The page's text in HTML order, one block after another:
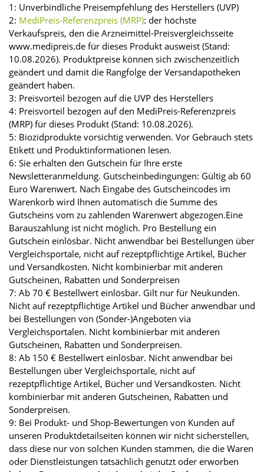
1: Unverbindliche Preisempfehlung des Herstellers (UVP)
2: MediPreis-Referenzpreis (MRP): der höchste
Verkaufspreis, den die Arzneimittel-Preisvergleichsseite
www.medipreis.de für dieses Produkt ausweist (Stand:
10.08.2026). Produktpreise können sich zwischenzeitlich
geändert und damit die Rangfolge der Versandapotheken
geändert haben.
3: Preisvorteil bezogen auf die UVP des Herstellers
4: Preisvorteil bezogen auf den MediPreis-Referenzpreis
(MRP) für dieses Produkt (Stand: 10.08.2026).
5: Biozidprodukte vorsichtig verwenden. Vor Gebrauch stets
Etikett und Produktinformationen lesen.
6: Sie erhalten den Gutschein für Ihre erste
Newsletteranmeldung. Gutscheinbedingungen: Gültig ab 60
Euro Warenwert. Nach Eingabe des Gutscheincodes im
Warenkorb wird Ihnen automatisch die Summe des
Gutscheins vom zu zahlenden Warenwert abgezogen.Eine
Barauszahlung ist nicht möglich. Pro Bestellung ein
Gutschein einlösbar. Nicht anwendbar bei Bestellungen über
Vergleichsportale, nicht auf rezeptpflichtige Artikel, Bücher
und Versandkosten. Nicht kombinierbar mit anderen
Gutscheinen, Rabatten und Sonderpreisen
7: Ab 70 € Bestellwert einlösbar. Gilt nur für Neukunden.
Nicht auf rezeptpflichtige Artikel und Bücher anwendbar und
bei Bestellungen von (Sonder-)Angeboten via
Vergleichsportalen. Nicht kombinierbar mit anderen
Gutscheinen, Rabatten und Sonderpreisen.
8: Ab 150 € Bestellwert einlösbar. Nicht anwendbar bei
Bestellungen über Vergleichsportale, nicht auf
rezeptpflichtige Artikel, Bücher und Versandkosten. Nicht
kombinierbar mit anderen Gutscheinen, Rabatten und
Sonderpreisen.
9: Bei Produkt- und Shop-Bewertungen von Kunden auf
unseren Produktdetailseiten können wir nicht sicherstellen,
dass diese nur von solchen Kunden stammen, die die Waren
oder Dienstleistungen tatsächlich genutzt oder erworben